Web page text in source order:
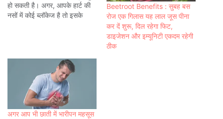
हो सकती है। अगर, आपके हार्ट की
नसों में कोई ब्लॉकेज है तो इसके
Beetroot Benefits : सुबह बस
रोज एक गिलास यह लाल जूस पीना
कर दें शुरू, दिल रहेगा फिट,
डाइजेशन और इम्यूनिटी एकदम रहेगी
ठीक
अगर आप भी छाती में भारीपन महसूस